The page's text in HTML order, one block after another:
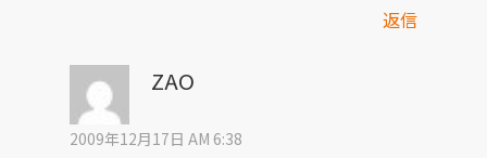
返信
ZAO
2009年12月17日 AM 6:38